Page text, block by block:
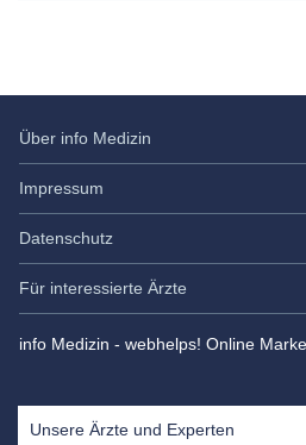
Über info Medizin
Impressum
Datenschutz
Für interessierte Ärzte
info Medizin - webhelps! Online
Unsere Ärzte und Experten